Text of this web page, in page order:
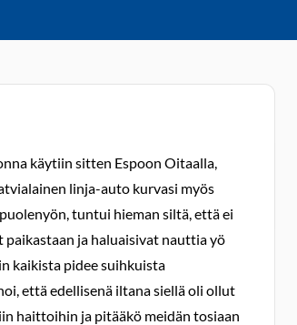
käytiin sitten Espoon Oitaalla,
linja-auto kurvasi myös
tuntui hieman siltä, että ei
ja haluaisivat nauttia yö
kaikista pidee suihkuista
että edellisenä iltana siellä oli ollut
haittoihin ja pitääkö meidän tosiaan